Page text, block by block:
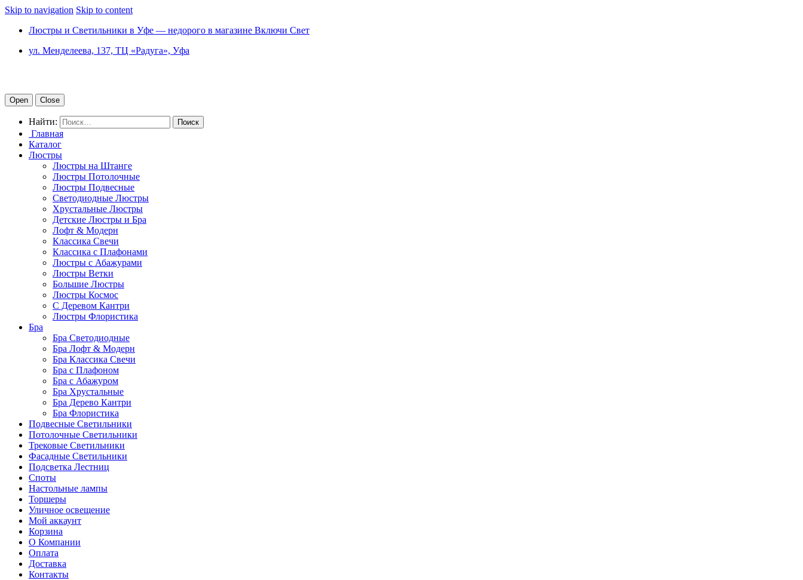
Skip to navigation Skip to content
Люстры и Светильники в Уфе — недорого в магазине Включи Свет
ул. Менделеева, 137, ТЦ «Радуга», Уфа
Open Close
Найти:
Главная
Каталог
Люстры
Люстры на Штанге
Люстры Потолочные
Люстры Подвесные
Светодиодные Люстры
Хрустальные Люстры
Детские Люстры и Бра
Лофт & Модерн
Классика Свечи
Классика с Плафонами
Люстры с Абажурами
Люстры Ветки
Большие Люстры
Люстры Космос
С Деревом Кантри
Люстры Флористика
Бра
Бра Светодиодные
Бра Лофт & Модерн
Бра Классика Свечи
Бра с Плафоном
Бра с Абажуром
Бра Хрустальные
Бра Дерево Кантри
Бра Флористика
Подвесные Светильники
Потолочные Светильники
Трековые Светильники
Фасадные Светильники
Подсветка Лестниц
Споты
Настольные лампы
Торшеры
Уличное освещение
Мой аккаунт
Корзина
О Компании
Оплата
Доставка
Контакты